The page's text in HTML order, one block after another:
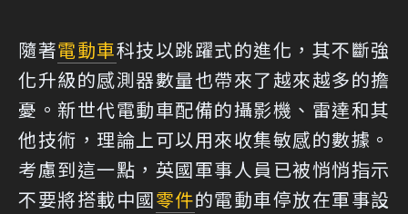
隨著電動車科技以跳躍式的進化，其不斷強
化升級的感測器數量也帶來了越來越多的擔
憂。新世代電動車配備的攝影機、雷達和其
他技術，理論上可以用來收集敏感的數據。
考慮到這一點，英國軍事人員已被悄悄指示
不要將搭載中國零件的電動車停放在軍事設